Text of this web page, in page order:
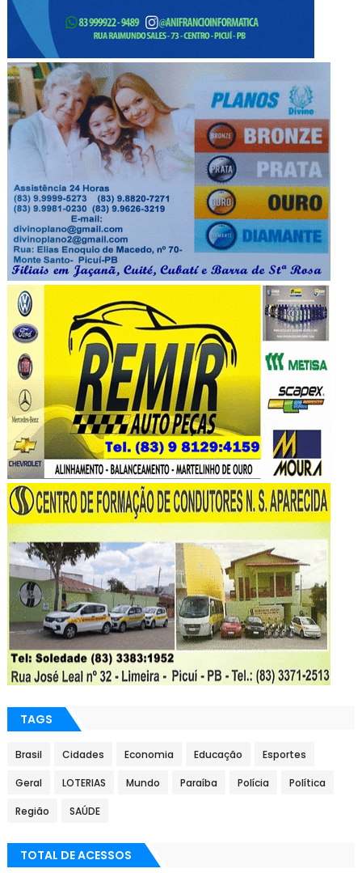
TAGS
Brasil Cidades Economia Educação Esportes
Geral LOTERIAS Mundo Paraíba Polícia Política
Região SAÚDE
TOTAL DE ACESSOS